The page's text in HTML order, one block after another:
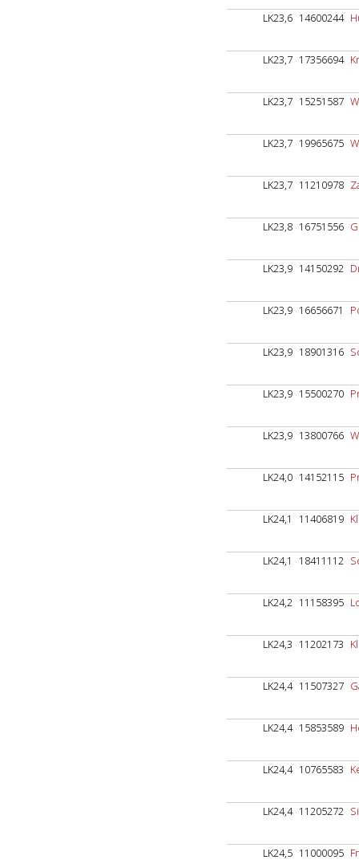
LK23,6 14600244
LK23,7 17356694
LK23,7 15251587
LK23,7 19965675
LK23,7 11210978
LK23,8 16751556
LK23,9 14150292
LK23,9 16656671
LK23,9 18901316
LK23,9 15500270
LK23,9 13800766
LK24,0 14152115
LK24,1 11406819
LK24,1 18411112
LK24,2 11158395
LK24,3 11202173
LK24,4 11507327
LK24,4 15853589
LK24,4 10765583
LK24,4 11205272
LK24,5 11000095